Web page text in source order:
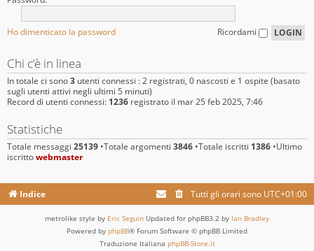
Ho dimenticato la password Ricordami
Chi c’è in linea
In totale ci sono3 utenti connessi : 2 registrati, 0 nascosti e 1 ospite (basato
sugli utenti attivi negli ultimi 5 minuti)
Record di utenti connessi: 1236 registrato il mar 25 feb 2025, 7:46
Statistiche
Totale messaggi 25139 •Totale argomenti 3846 •Totale iscritti 1386 •Ultimo
iscrittowebmaster
Indice Tutti gli orari sono UTC+01:00
metrolike style by Eric Seguin Updated for phpBB3.2 by Ian Bradley
Powered by phpBB® Forum Software © phpBB Limited
Traduzione Italiana phpBB-Store.it